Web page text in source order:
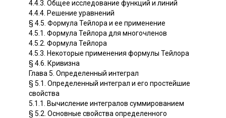
4.4.3. Общее исследование функций и линий
4.4.4. Решение уравнений
§ 4.5. Формула Тейлора и ее применение
4.5.1. Формула Тейлора для многочленов
4.5.2. Формула Тейлора
4.5.3. Некоторые применения формулы Тейлора
§ 4.6. Кривизна
Глава 5. Определенный интеграл
§ 5.1. Определенный интеграл и его простейшие
свойства
5.1.1. Вычисление интегралов суммированием
§ 5.2. Основные свойства определенного